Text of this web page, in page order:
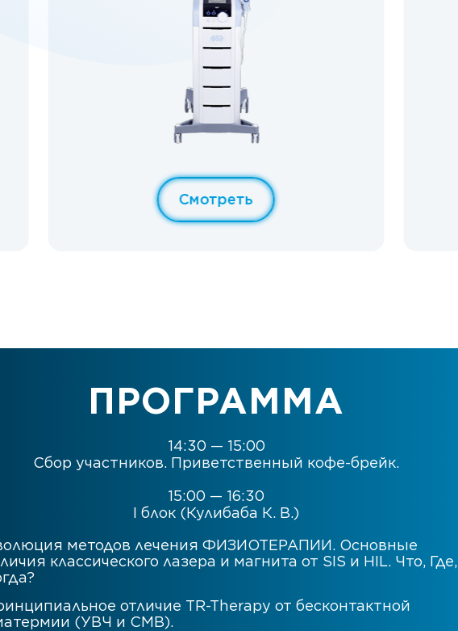
Смотреть
ПРОГРАММА
14:30 — 15:00
Сбор участников. Приветственный кофе-брейк.
15:00 — 16:30
I блок (Кулибаба К. В.)
методов лечения ФИЗИОТЕРАПИИ. Основные
классического лазера и магнита от SIS и HIL. Что, Где,
отличие TR-Therapy от бесконтактной
(УВЧ и СМВ).